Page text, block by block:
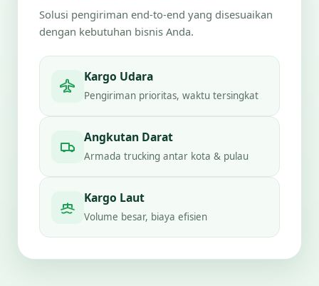
Solusi pengiriman end-to-end yang disesuaikan
dengan kebutuhan bisnis Anda.
Kargo Udara
Pengiriman prioritas, waktu tersingkat
Angkutan Darat
Armada trucking antar kota & pulau
Kargo Laut
Volume besar, biaya efisien